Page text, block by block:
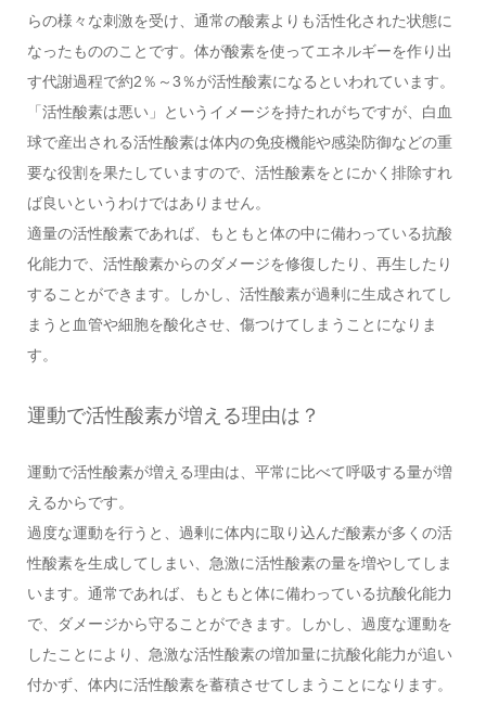
らの様々な刺激を受け、通常の酸素よりも活性化された状態に
なったもののことです。体が酸素を使ってエネルギーを作り出
す代謝過程で約2％～3％が活性酸素になるといわれています。
「活性酸素は悪い」というイメージを持たれがちですが、白血
球で産出される活性酸素は体内の免疫機能や感染防御などの重
要な役割を果たしていますので、活性酸素をとにかく排除すれ
ば良いというわけではありません。
適量の活性酸素であれば、もともと体の中に備わっている抗酸
化能力で、活性酸素からのダメージを修復したり、再生したり
することができます。しかし、活性酸素が過剰に生成されてし
まうと血管や細胞を酸化させ、傷つけてしまうことになりま
す。
運動で活性酸素が増える理由は？
運動で活性酸素が増える理由は、平常に比べて呼吸する量が増
えるからです。
過度な運動を行うと、過剰に体内に取り込んだ酸素が多くの活
性酸素を生成してしまい、急激に活性酸素の量を増やしてしま
います。通常であれば、もともと体に備わっている抗酸化能力
で、ダメージから守ることができます。しかし、過度な運動を
したことにより、急激な活性酸素の増加量に抗酸化能力が追い
付かず、体内に活性酸素を蓄積させてしまうことになります。